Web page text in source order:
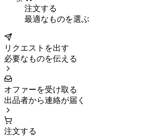
注文する
最適なものを選ぶ
リクエストを出す
必要なものを伝える
オファーを受け取る
出品者から連絡が届く
注文する